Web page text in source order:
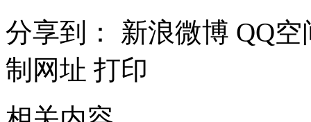
分享到：
新浪微博 QQ空
制网址 打印